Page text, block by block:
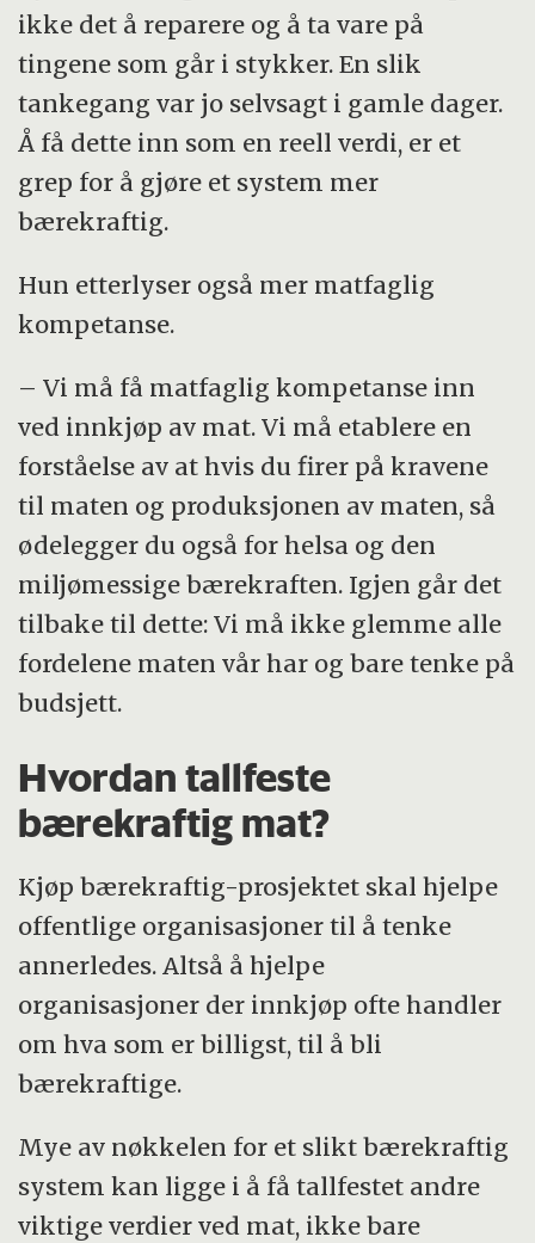
ikke det å reparere og å ta vare på
tingene som går i stykker. En slik
tankegang var jo selvsagt i gamle dager.
Å få dette inn som en reell verdi, er et
grep for å gjøre et system mer
bærekraftig.
Hun etterlyser også mer matfaglig
kompetanse.
– Vi må få matfaglig kompetanse inn
ved innkjøp av mat. Vi må etablere en
forståelse av at hvis du firer på kravene
til maten og produksjonen av maten, så
ødelegger du også for helsa og den
miljømessige bærekraften. Igjen går det
tilbake til dette: Vi må ikke glemme alle
fordelene maten vår har og bare tenke på
budsjett.
Hvordan tallfeste
bærekraftig mat?
Kjøp bærekraftig-prosjektet skal hjelpe
offentlige organisasjoner til å tenke
annerledes. Altså å hjelpe
organisasjoner der innkjøp ofte handler
om hva som er billigst, til å bli
bærekraftige.
Mye av nøkkelen for et slikt bærekraftig
system kan ligge i å få tallfestet andre
viktige verdier ved mat, ikke bare